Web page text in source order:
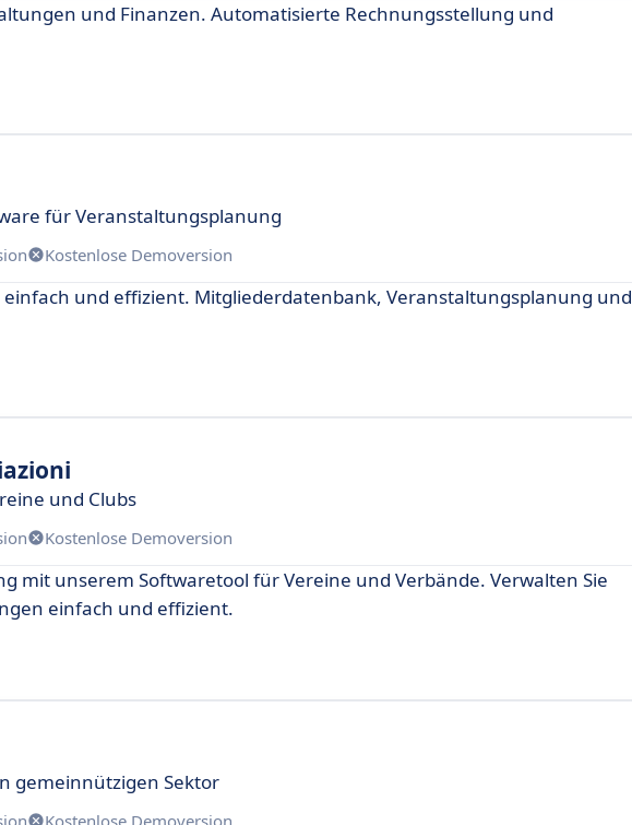
und Finanzen. Automatisierte Rechnungsstellung und
für Veranstaltungsplanung
Kostenlose Demoversion
und effizient. Mitgliederdatenbank, Veranstaltungsplanung und
und Clubs
Kostenlose Demoversion
mit unserem Softwaretool für Vereine und Verbände. Verwalten Sie
einfach und effizient.
gemeinnützigen Sektor
Kostenlose Demoversion